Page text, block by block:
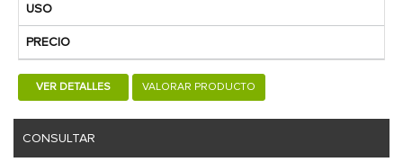
USO
PRECIO
VER DETALLES VALORAR PRODUCTO
CONSULTAR